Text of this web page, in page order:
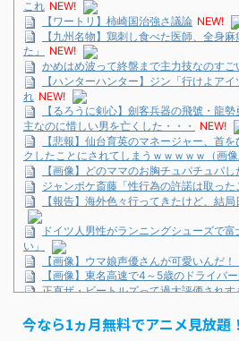
これ NEW!
【ワートリ】柿崎国治強さ議論 NEW!
【九州名物】鶏刺し食べた医師、全身
た」
NEW!
かめはめ波って終盤まで主力技なのすご
【ハンターハンター】ジン「行けよア
れ NEW!
【るろうに剣心】劍客兵器の飛號・龍
主なのに惜しい男を亡くした・・・
NEW!
【悲報】仙台育英のマネージャー、首
クしたことにされてしまうｗｗｗｗｗ（画像
【画像】どのママのお胸チュパチュパし
ジャンポケ斎藤「性行為の許諾は取った
【報告】海外色々行ってきたけど、結
ドイツ人男性がランニングシューズで
い」
【画像】ウマ娘声優さんが可愛いんだ！
【画像】東名高速で4～5歳のドライバ
正直ザ・ビートルズって過大評価され
い」
巨人・坂本勇人が「1億円申告漏れ」 税
今なら1ヵ月無料でアニメ見放題！